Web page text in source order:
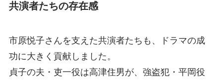
共演者たちの存在感
市原悦子さんを支えた共演者たちも、ドラマの成
功に大きく貢献しました。
貞子の夫・吏一役は高津住男が、強盗犯・平岡役